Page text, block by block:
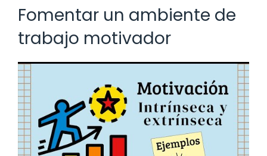
Fomentar un ambiente de
trabajo motivador